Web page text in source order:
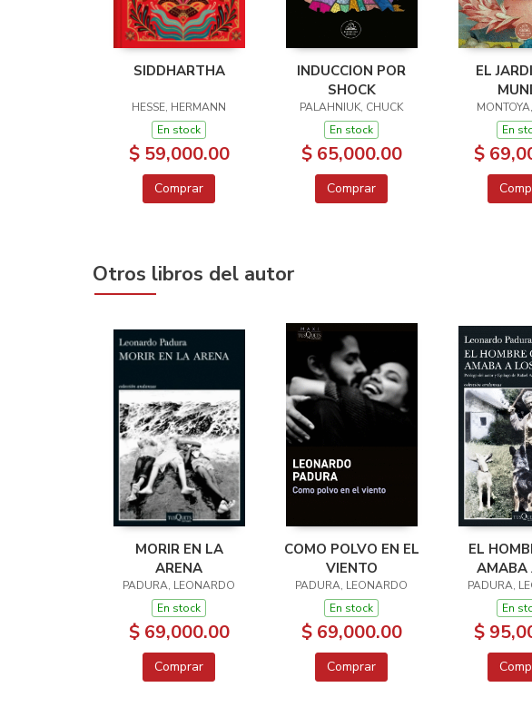
SIDDHARTHA
HESSE, HERMANN
En stock
$ 59,000.00
Comprar
INDUCCION POR
SHOCK
PALAHNIUK, CHUCK
En stock
$ 65,000.00
Comprar
EL
En
$
Otros libros del autor
MORIR EN LA
ARENA
PADURA, LEONARDO
En stock
$ 69,000.00
Comprar
COMO POLVO EN EL
VIENTO
PADURA, LEONARDO
En stock
$ 69,000.00
Comprar
EL
AMABA
PERROS.
PADURA,
En
$